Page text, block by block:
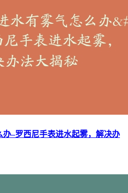
–罗西尼手表进水起雾，解决办